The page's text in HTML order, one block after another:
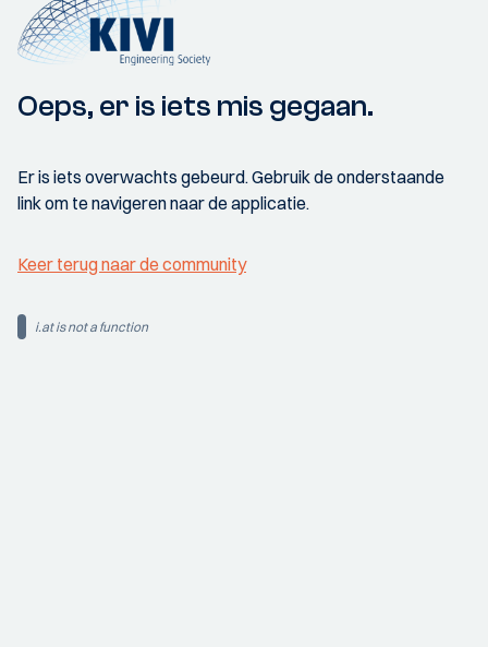
Oeps, er is iets mis gegaan.
Er is iets overwachts gebeurd. Gebruik de onderstaande
link om te navigeren naar de applicatie.
Keer terug naar de community
i.at is not a function